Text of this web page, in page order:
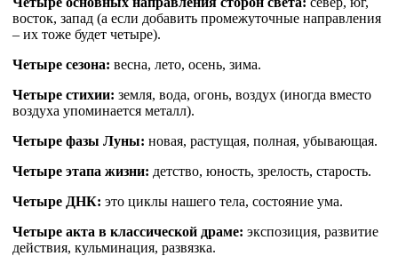
восток, запад (а если добавить промежуточные направления
– их тоже будет четыре).
Четыре сезона: весна, лето, осень, зима.
Четыре стихии: земля, вода, огонь, воздух (иногда вместо
воздуха упоминается металл).
Четыре фазы Луны: новая, растущая, полная, убывающая.
Четыре этапа жизни: детство, юность, зрелость, старость.
Четыре ДНК: это циклы нашего тела, состояние ума.
Четыре акта в классической драме: экспозиция, развитие
действия, кульминация, развязка.